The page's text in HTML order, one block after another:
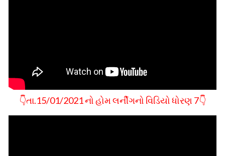
👇તા.15/01/2021 નો હોમ લર્નીગનો વિડિયો ધોરણ 7👇